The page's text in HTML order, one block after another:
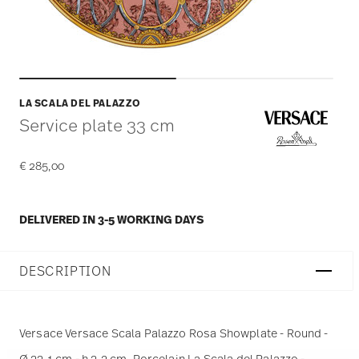
LA SCALA DEL PALAZZO
Service plate 33 cm
€ 285,00
DELIVERED IN 3-5 WORKING DAYS
DESCRIPTION
Versace Versace Scala Palazzo Rosa Showplate - Round -